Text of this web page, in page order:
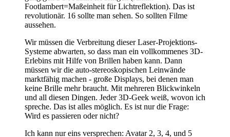
Footlambert=Maßeinheit für Lichtreflektion). Das ist
revolutionär. 16 sollte man sehen. So sollten Filme
aussehen.
Wir müssen die Verbreitung dieser Laser-Projektions-
Systeme abwarten, so dass man ein vollkommenes 3D-
Erlebins mit Hilfe von Brillen haben kann. Dann
müssen wir die auto-stereoskopischen Leinwände
marktfähig machen - große Displays, bei denen man
keine Brille mehr braucht. Mit mehreren Blickwinkeln
und all diesen Dingen. Jeder 3D-Geek weiß, wovon ich
spreche. Das ist alles möglich. Es ist nur die Frage:
Wird es passieren oder nicht?
Ich kann nur eins versprechen: Avatar 2, 3, 4, und 5